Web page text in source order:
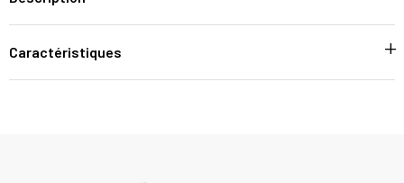
Caractéristiques